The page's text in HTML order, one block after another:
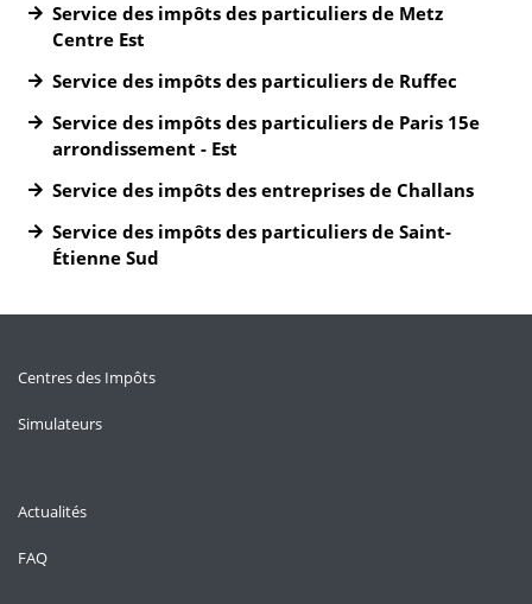
Service des impôts des particuliers de Metz
Centre Est
Service des impôts des particuliers de Ruffec
Service des impôts des particuliers de Paris 15e
arrondissement - Est
Service des impôts des entreprises de Challans
Service des impôts des particuliers de Saint-
Étienne Sud
Centres des Impôts
Simulateurs
Actualités
FAQ